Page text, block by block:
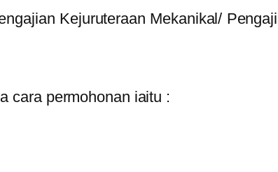
Kejuruteraan Mekanikal/
cara permohonan iaitu :